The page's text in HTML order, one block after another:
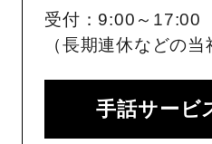
受付：9:00～17:00
（長期連休などの当
手話サービ